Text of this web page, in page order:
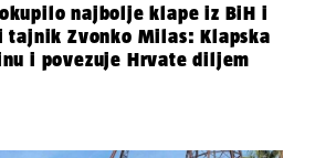
najbolje klape iz BiH i
tajnik Zvonko Milas: Klapska
i povezuje Hrvate diljem